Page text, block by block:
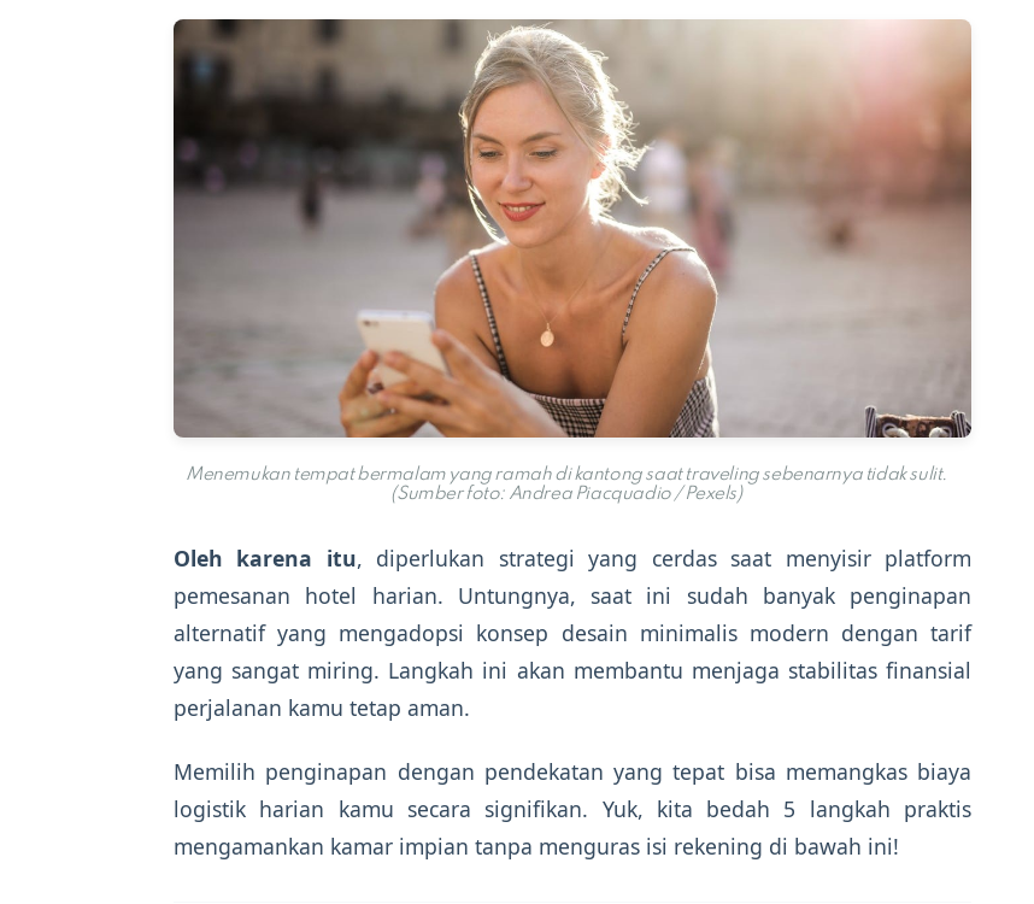
Menemukan tempat bermalam yang ramah di kantong saat traveling sebenarnya tidak sulit.
(Sumber foto: Andrea Piacquadio / Pexels)
Oleh karena itu, diperlukan strategi yang cerdas saat menyisir platform
pemesanan hotel harian. Untungnya, saat ini sudah banyak penginapan
alternatif yang mengadopsi konsep desain minimalis modern dengan tarif
yang sangat miring. Langkah ini akan membantu menjaga stabilitas finansial
perjalanan kamu tetap aman.
Memilih penginapan dengan pendekatan yang tepat bisa memangkas biaya
logistik harian kamu secara signifikan. Yuk, kita bedah 5 langkah praktis
mengamankan kamar impian tanpa menguras isi rekening di bawah ini!